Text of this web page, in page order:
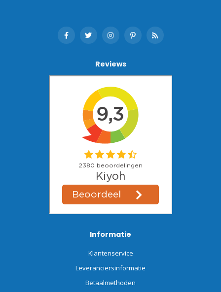
Reviews
Informatie
Klantenservice
Leveranciersinformatie
Betaalmethoden